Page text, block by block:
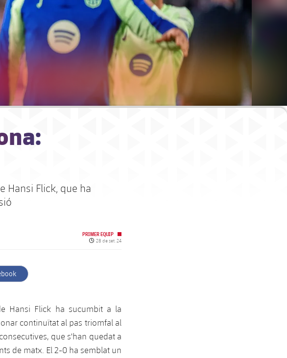
Hansi Flick, que ha
PRIMER EQUIP
Data de publicació
28 de set. 24
Hansi Flick ha sucumbit a la
continuïtat al pas triomfal al
que s'han quedat a
de matx. El 2-0 ha semblat un